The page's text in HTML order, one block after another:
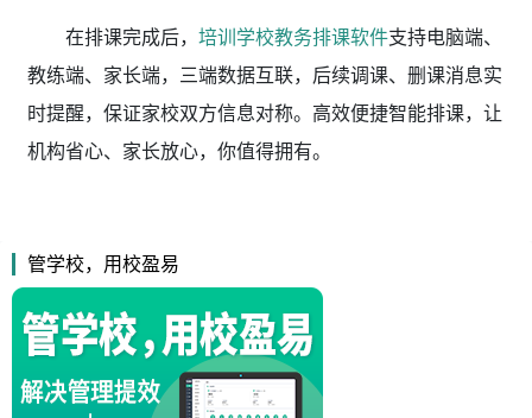
在排课完成后， 培训学校教务排课软件支持电脑端、
教练端、家长端，三端数据互联，后续调课、删课消息实
时提醒，保证家校双方信息对称。高效便捷智能排课，让
机构省心、家长放心，你值得拥有。
管学校，用校盈易